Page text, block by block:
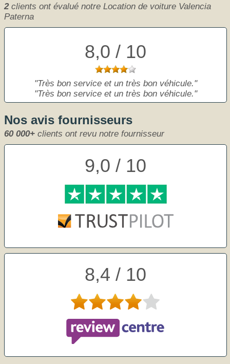
2clients ont évalué notre Location de voiture Valencia
Paterna
8,0 / 10
Très bon service et un très bon véhicule.
Très bon service et un très bon véhicule.
Nos avis fournisseurs
60 000+ clients ont revu notre fournisseur
9,0 / 10
8,4 / 10